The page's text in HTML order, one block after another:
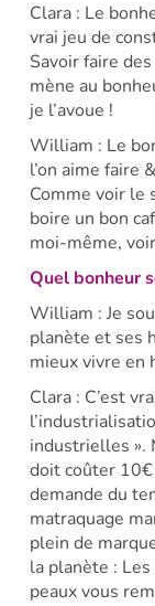
Clara : Le
vrai jeu de
Savoir faire
mène au
je l’avoue !
William : Le
l’on aime faire
Comme voir le
boire un bon
moi-même,
Quel bonheur
William : Je
planète et ses
mieux vivre en
Clara : C’est
industrielles ».
doit coûter
demande du
matraquage
plein de
la planète :
peaux vous